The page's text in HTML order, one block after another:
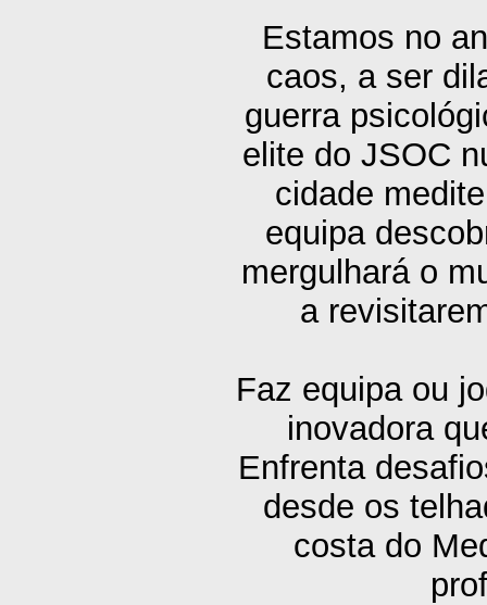
Estamos no
caos, a ser
guerra
elite do JSOC
cidade
equipa
mergulhará o
a
Faz equipa ou
inovadora
Enfrenta
desde os
costa do